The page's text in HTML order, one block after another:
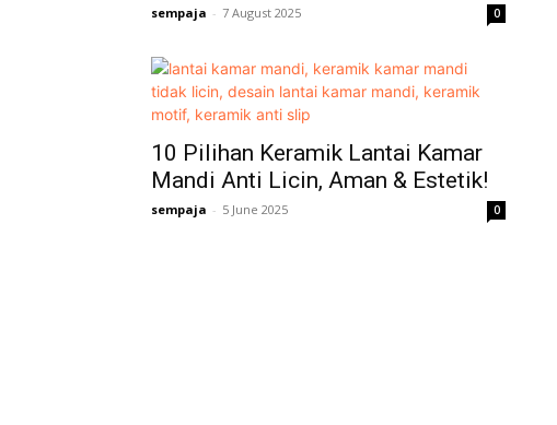
sempaja - 7 August 2025 0
10 Pilihan Keramik Lantai Kamar
Mandi Anti Licin, Aman & Estetik!
sempaja - 5 June 2025 0